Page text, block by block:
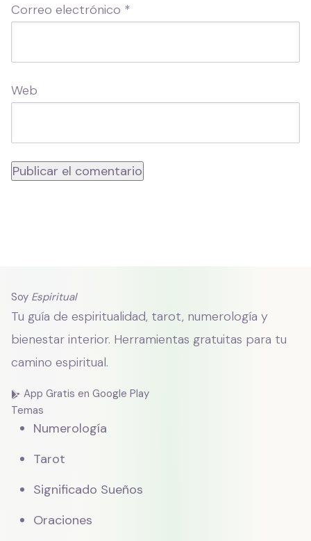
Correo electrónico *
Web
Soy Espiritual
Tu guía de espiritualidad, tarot, numerología y
bienestar interior. Herramientas gratuitas para tu
camino espiritual.
App Gratis en Google Play
Temas
Numerología
Tarot
Significado Sueños
Oraciones